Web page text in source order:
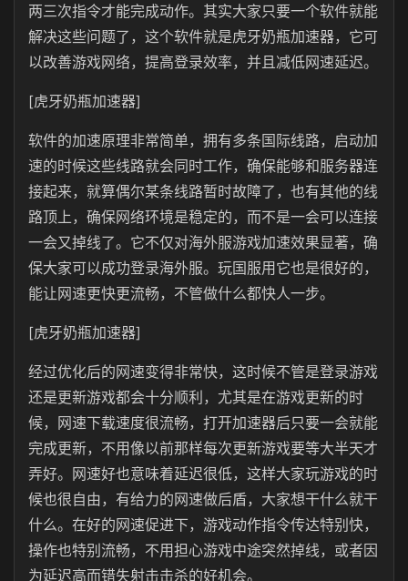
两三次指令才能完成动作。其实大家只要一个软件就能
解决这些问题了，这个软件就是虎牙奶瓶加速器，它可
以改善游戏网络，提高登录效率，并且减低网速延迟。
[虎牙奶瓶加速器]
软件的加速原理非常简单，拥有多条国际线路，启动加
速的时候这些线路就会同时工作，确保能够和服务器连
接起来，就算偶尔某条线路暂时故障了，也有其他的线
路顶上，确保网络环境是稳定的，而不是一会可以连接
一会又掉线了。它不仅对海外服游戏加速效果显著，确
保大家可以成功登录海外服。玩国服用它也是很好的，
能让网速更快更流畅，不管做什么都快人一步。
[虎牙奶瓶加速器]
经过优化后的网速变得非常快，这时候不管是登录游戏
还是更新游戏都会十分顺利，尤其是在游戏更新的时
候，网速下载速度很流畅，打开加速器后只要一会就能
完成更新，不用像以前那样每次更新游戏要等大半天才
弄好。网速好也意味着延迟很低，这样大家玩游戏的时
候也很自由，有给力的网速做后盾，大家想干什么就干
什么。在好的网速促进下，游戏动作指令传达特别快，
操作也特别流畅，不用担心游戏中途突然掉线，或者因
为延迟高而错失射击击杀的好机会。